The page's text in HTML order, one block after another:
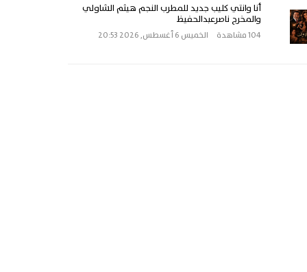
أنا وانتي كليب جديد للمطرب النجم هيثم الشاولي
والمخرج ناصرعبدالحفيظ
104 مشاهدة الخميس 6 أغسطس, 2026 20:53